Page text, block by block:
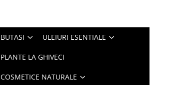
BUTASI ULEIURI ESENTIALE
PLANTE LA GHIVECI
COSMETICE NATURALE